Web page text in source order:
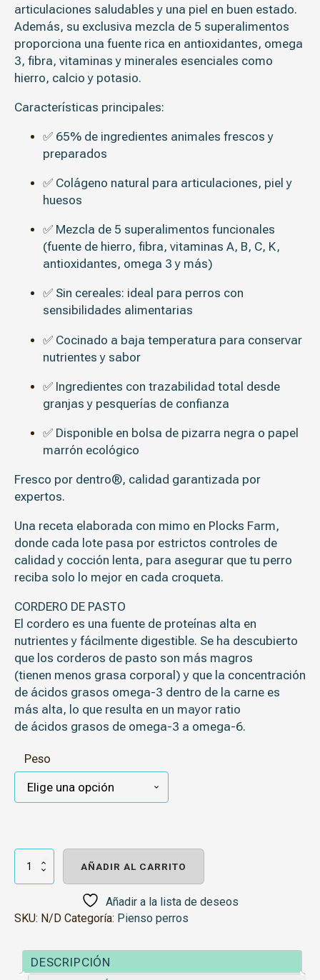
articulaciones saludables y una piel en buen estado.
Además, su exclusiva mezcla de 5 superalimentos
proporciona una fuente rica en antioxidantes, omega
3, fibra, vitaminas y minerales esenciales como
hierro, calcio y potasio.
Características principales:
✅ 65% de ingredientes animales frescos y
preparados
✅ Colágeno natural para articulaciones, piel y
huesos
✅ Mezcla de 5 superalimentos funcionales
(fuente de hierro, fibra, vitaminas A, B, C, K,
antioxidantes, omega 3 y más)
✅ Sin cereales: ideal para perros con
sensibilidades alimentarias
✅ Cocinado a baja temperatura para conservar
nutrientes y sabor
✅ Ingredientes con trazabilidad total desde
granjas y pesquerías de confianza
✅ Disponible en bolsa de pizarra negra o papel
marrón ecológico
Fresco por dentro®, calidad garantizada por
expertos.
Una receta elaborada con mimo en Plocks Farm,
donde cada lote pasa por estrictos controles de
calidad y cocción lenta, para asegurar que tu perro
reciba solo lo mejor en cada croqueta.
CORDERO DE PASTO
El cordero es una fuente de proteínas alta en
nutrientes y fácilmente digestible. Se ha descubierto
que los corderos de pasto son más magros
(tienen menos grasa corporal) y que la concentración
de ácidos grasos omega-3 dentro de la carne es
más alta, lo que resulta en un mayor ratio
de ácidos grasos de omega-3 a omega-6.
Peso
Kuskan
Superfood
Cordero
Pasto
cantidad
AÑADIR AL CARRITO
Añadir a la lista de deseos
SKU: N/D Categoría: Pienso perros
DESCRIPCIÓN